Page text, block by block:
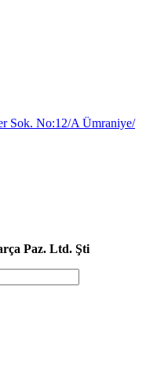
Sok. No:12/A Ümraniye/
Paz. Ltd. Şti